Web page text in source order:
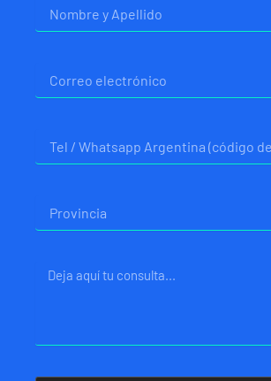
electrónico
Mensaje